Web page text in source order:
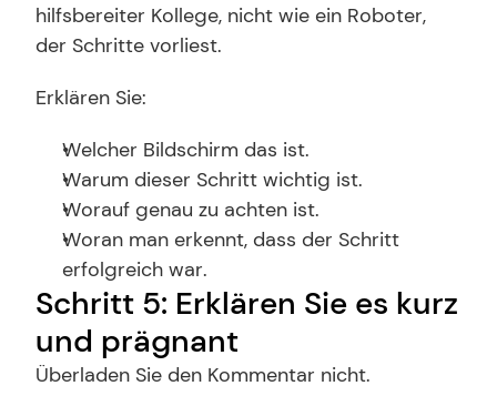
hilfsbereiter Kollege, nicht wie ein Roboter,
der Schritte vorliest.
Erklären Sie:
Welcher Bildschirm das ist.
Warum dieser Schritt wichtig ist.
Worauf genau zu achten ist.
Woran man erkennt, dass der Schritt
erfolgreich war.
Schritt 5: Erklären Sie es kurz
und prägnant
Überladen Sie den Kommentar nicht.